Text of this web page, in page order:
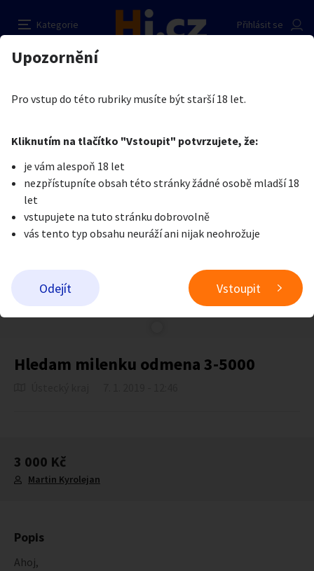
Kategorie
Přihlásit se
Auto-moto
Reality a bydlení Seznamka
Zvířata
Stroje a nářadí PC a elektro Sport a hobby
Sběratelství
Přidat inzerát
Erotika
Je nám líto, ale tenhle inzerát již není aktuální.
Hledam milenku odmena 3-5000
3 000 Kč
Martin Kyrolejan
Popis
Ahoj,
Hledam milenku odmena 3-5000
Kupující
Pošlete uživateli zprávu
Nahlásit inzerát
Upozornění
Pro vstup do této rubriky musíte být starší 18 let.
Kliknutím na tlačítko "Vstoupit" potvrzujete, že:
je vám alespoň 18 let
nezpřístupníte obsah této stránky žádné osobě mladší 18
let
vstupujete na tuto stránku dobrovolně
vás tento typ obsahu neuráží ani nijak neohrožuje
Odejít Vstoupit